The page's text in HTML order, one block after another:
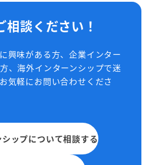
相談ください！
興味がある方、企業インター
、海外インターンシップで迷
気軽にお問い合わせくださ
ップについて相談する